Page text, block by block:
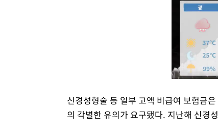
신경성형술 등 일부 고액 비급여 보험금
의 각별한 유의가 요구됐다. 지난해 신경